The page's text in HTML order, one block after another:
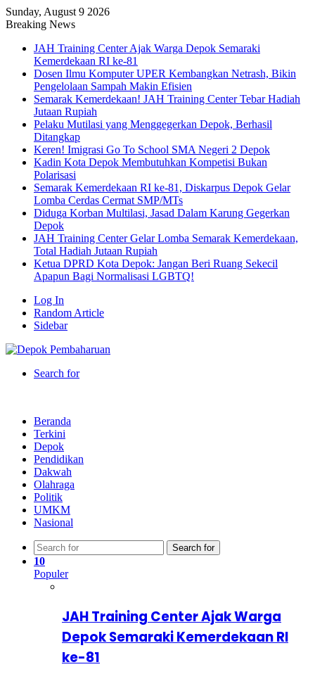
Sunday, August 9 2026
Breaking News
JAH Training Center Ajak Warga Depok Semaraki
Kemerdekaan RI ke-81
Dosen Ilmu Komputer UPER Kembangkan Netrash, Bikin
Pengelolaan Sampah Makin Efisien
Semarak Kemerdekaan! JAH Training Center Tebar Hadiah
Jutaan Rupiah
Pelaku Mutilasi yang Menggegerkan Depok, Berhasil
Ditangkap
Keren! Imigrasi Go To School SMA Negeri 2 Depok
Kadin Kota Depok Membutuhkan Kompetisi Bukan
Polarisasi
Semarak Kemerdekaan RI ke-81, Diskarpus Depok Gelar
Lomba Cerdas Cermat SMP/MTs
Diduga Korban Multilasi, Jasad Dalam Karung Gegerkan
Depok
JAH Training Center Gelar Lomba Semarak Kemerdekaan,
Total Hadiah Jutaan Rupiah
Ketua DPRD Kota Depok: Jangan Beri Ruang Sekecil
Apapun Bagi Normalisasi LGBTQ!
Log In
Random Article
Sidebar
Search for
Beranda
Terkini
Depok
Pendidikan
Dakwah
Olahraga
Politik
UMKM
Nasional
Search for
10
Populer
JAH Training Center Ajak Warga
Depok Semaraki Kemerdekaan RI
ke-81